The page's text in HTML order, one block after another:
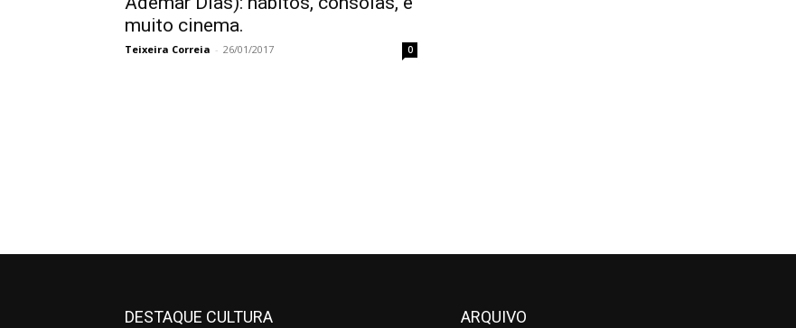
muito cinema.
Teixeira Correia - 26/01/2017 0
DESTAQUE CULTURA ARQUIVO